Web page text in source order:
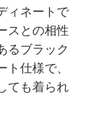
ィネートで
スとの相性
るブラック
仕様で、
ても着られ